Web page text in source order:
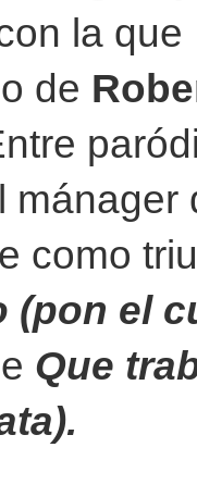
la
de
mánager
como
(pon el
Que